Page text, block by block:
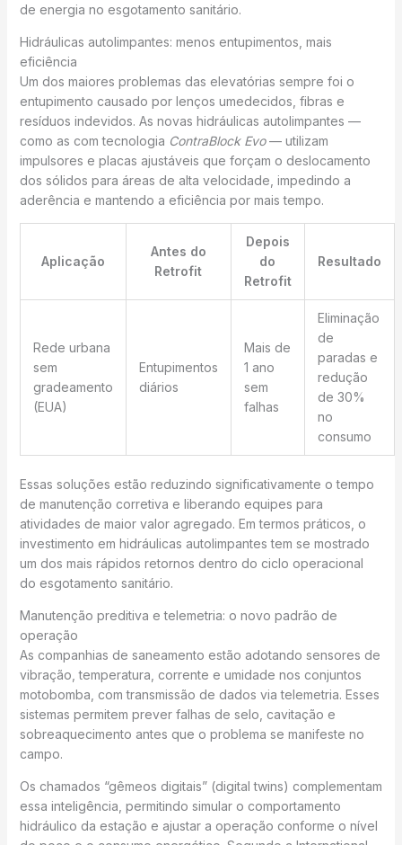
de energia no esgotamento sanitário.
Hidráulicas autolimpantes: menos entupimentos, mais
eficiência
Um dos maiores problemas das elevatórias sempre foi o
entupimento causado por lenços umedecidos, fibras e
resíduos indevidos. As novas hidráulicas autolimpantes —
como as com tecnologia ContraBlock Evo— utilizam
impulsores e placas ajustáveis que forçam o deslocamento
dos sólidos para áreas de alta velocidade, impedindo a
aderência e mantendo a eficiência por mais tempo.
Aplicação
Antes do
Retrofit
Depois
do
Retrofit
Resultado
Rede urbana
sem
gradeamento
(EUA)
Entupimentos
diários
Mais de
1 ano
sem
falhas
Eliminação
de
paradas e
redução
de 30%
no
consumo
Essas soluções estão reduzindo significativamente o tempo
de manutenção corretiva e liberando equipes para
atividades de maior valor agregado. Em termos práticos, o
investimento em hidráulicas autolimpantes tem se mostrado
um dos mais rápidos retornos dentro do ciclo operacional
do esgotamento sanitário.
Manutenção preditiva e telemetria: o novo padrão de
operação
As companhias de saneamento estão adotando sensores de
vibração, temperatura, corrente e umidade nos conjuntos
motobomba, com transmissão de dados via telemetria. Esses
sistemas permitem prever falhas de selo, cavitação e
sobreaquecimento antes que o problema se manifeste no
campo.
Os chamados “gêmeos digitais” (digital twins) complementam
essa inteligência, permitindo simular o comportamento
hidráulico da estação e ajustar a operação conforme o nível